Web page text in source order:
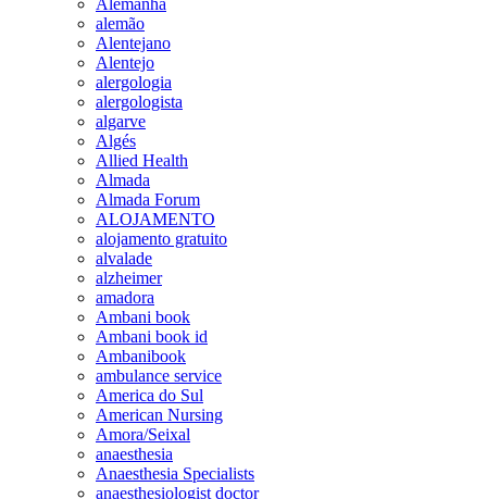
alemão
Alentejano
Alentejo
alergologia
alergologista
algarve
Algés
Allied Health
Almada
Almada Forum
ALOJAMENTO
alojamento gratuito
alvalade
alzheimer
amadora
Ambani book
Ambani book id
Ambanibook
ambulance service
America do Sul
American Nursing
Amora/Seixal
anaesthesia
Anaesthesia Specialists
anaesthesiologist doctor